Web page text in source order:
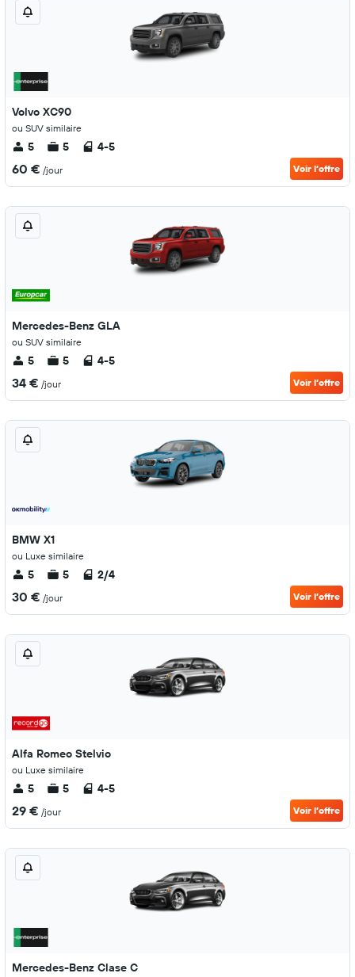
Volvo XC90
ou SUV similaire
5 5 4-5
60 € /jour Voir l’offre
Mercedes-Benz GLA
ou SUV similaire
5 5 4-5
34 € /jour Voir l’offre
BMW X1
ou Luxe similaire
5 5 2/4
30 € /jour Voir l’offre
Alfa Romeo Stelvio
ou Luxe similaire
5 5 4-5
29 € /jour Voir l’offre
Mercedes-Benz Clase C